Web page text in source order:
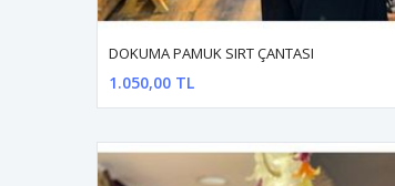
DOKUMA PAMUK SIRT ÇANTASI
1.050,00 TL